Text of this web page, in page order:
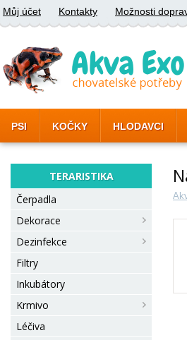
Můj účet Kontakty Možnosti
PSI KOČKY HLODAVCI
TERARISTIKA
Čerpadla
Dekorace
Dezinfekce
Filtry
Inkubátory
Krmivo
Léčiva